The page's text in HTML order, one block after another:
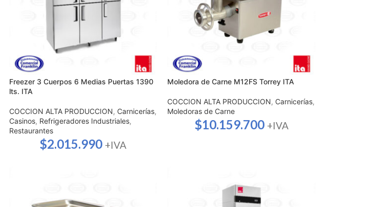
Freezer 3 Cuerpos 6 Medias Puertas 1390
lts. ITA
COCCION ALTA PRODUCCION, Carnicerías,
Casinos, Refrigeradores Industriales,
Restaurantes
$2.015.990 +IVA
Moledora de Carne M12FS Torrey ITA
COCCION ALTA PRODUCCION, Carnicerías,
Moledoras de Carne
$10.159.700 +IVA